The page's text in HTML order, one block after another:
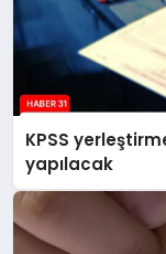
KPSS
yapılacak